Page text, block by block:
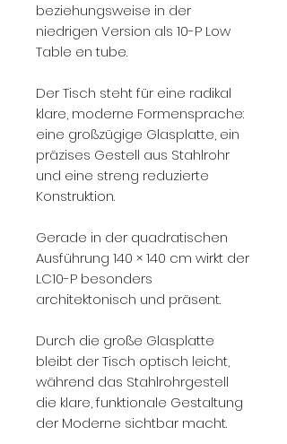
beziehungsweise in der
niedrigen Version als 10-P Low
Table en tube.
Der Tisch steht für eine radikal
klare, moderne Formensprache:
eine großzügige Glasplatte, ein
präzises Gestell aus Stahlrohr
und eine streng reduzierte
Konstruktion.
Gerade in der quadratischen
Ausführung 140 × 140 cm wirkt der
LC10-P besonders
architektonisch und präsent.
Durch die große Glasplatte
bleibt der Tisch optisch leicht,
während das Stahlrohrgestell
die klare, funktionale Gestaltung
der Moderne sichtbar macht.